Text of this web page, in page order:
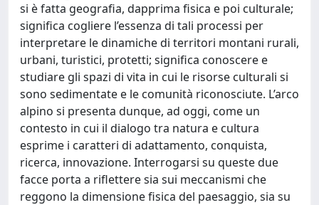
si è fatta geografia, dapprima fisica e poi culturale;
significa cogliere l’essenza di tali processi per
interpretare le dinamiche di territori montani rurali,
urbani, turistici, protetti; significa conoscere e
studiare gli spazi di vita in cui le risorse culturali si
sono sedimentate e le comunità riconosciute. L’arco
alpino si presenta dunque, ad oggi, come un
contesto in cui il dialogo tra natura e cultura
esprime i caratteri di adattamento, conquista,
ricerca, innovazione. Interrogarsi su queste due
facce porta a riflettere sia sui meccanismi che
reggono la dimensione fisica del paesaggio, sia su